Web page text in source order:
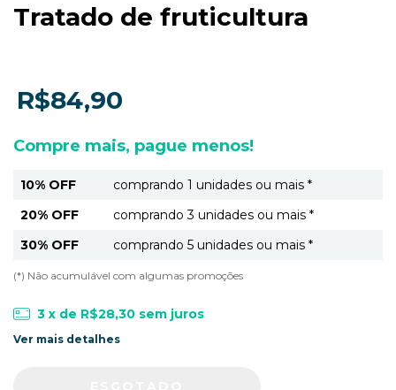
Tratado de fruticultura
R$84,90
Compre mais, pague menos!
10% OFF
comprando 1 unidades ou mais *
20% OFF
comprando 3 unidades ou mais *
30% OFF
comprando 5 unidades ou mais *
(*) Não acumulável com algumas promoções
3 x de R$28,30 sem juros
Ver mais detalhes